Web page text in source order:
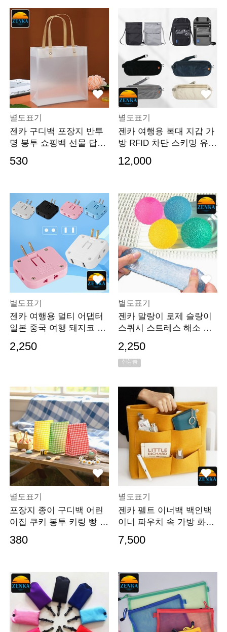
별도표기
젠카 구디백 포장지 반투
명 봉투 쇼핑백 선물 답례
품 킨더조이 꽃다
530
별도표기
젠카 여행용 복대 지갑 가
방 RFID 차단 스키밍 유럽
일본 소매치기
12,000
별도표기
젠카 여행용 멀티 어댑터
일본 중국 여행 돼지코 멀
2,250
별도표기
젠카 말랑이 로제 슬랑이
스퀴시 스트레스 해소 볼
2,250
신상품
별도표기
포장지 종이 구디백 어린
이집 쿠키 봉투 키링 빵 유
380
별도표기
젠카 펠트 이너백 백인백
이너 파우치 속 가방 화장
7,500